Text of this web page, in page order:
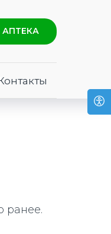
АПТЕКА
ранее.